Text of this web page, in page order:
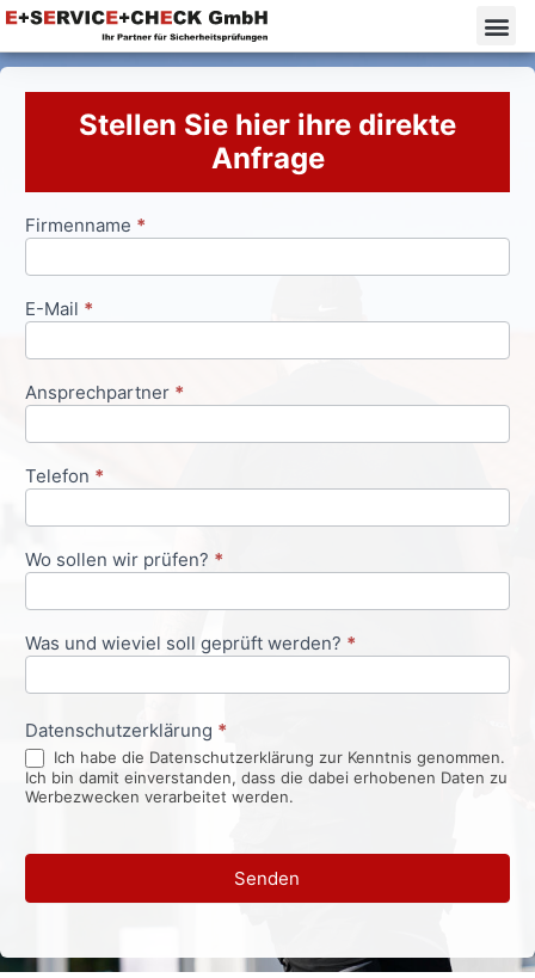
Stellen Sie hier ihre direkte
Anfrage
Anfrageformular
Firmenname *
E-Mail *
Ansprechpartner *
Telefon *
Wo sollen wir prüfen? *
Was und wieviel soll geprüft werden? *
Datenschutzerklärung *
Ich habe die Datenschutzerklärung zur Kenntnis genommen.
Ich bin damit einverstanden, dass die dabei erhobenen Daten zu
Werbezwecken verarbeitet werden.
Senden